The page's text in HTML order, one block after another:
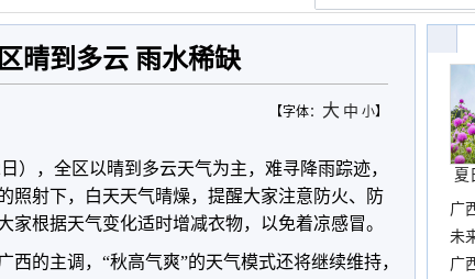
晴到多云 雨水稀缺
【字体： 大 中 小】
），全区以晴到多云天气为主，难寻降雨踪迹，
照射下，白天天气晴燥，提醒大家注意防火、防
家根据天气变化适时增减衣物，以免着凉感冒。
西的主调，“秋高气爽”的天气模式还将继续维持，
夏
广
布
未
时
广